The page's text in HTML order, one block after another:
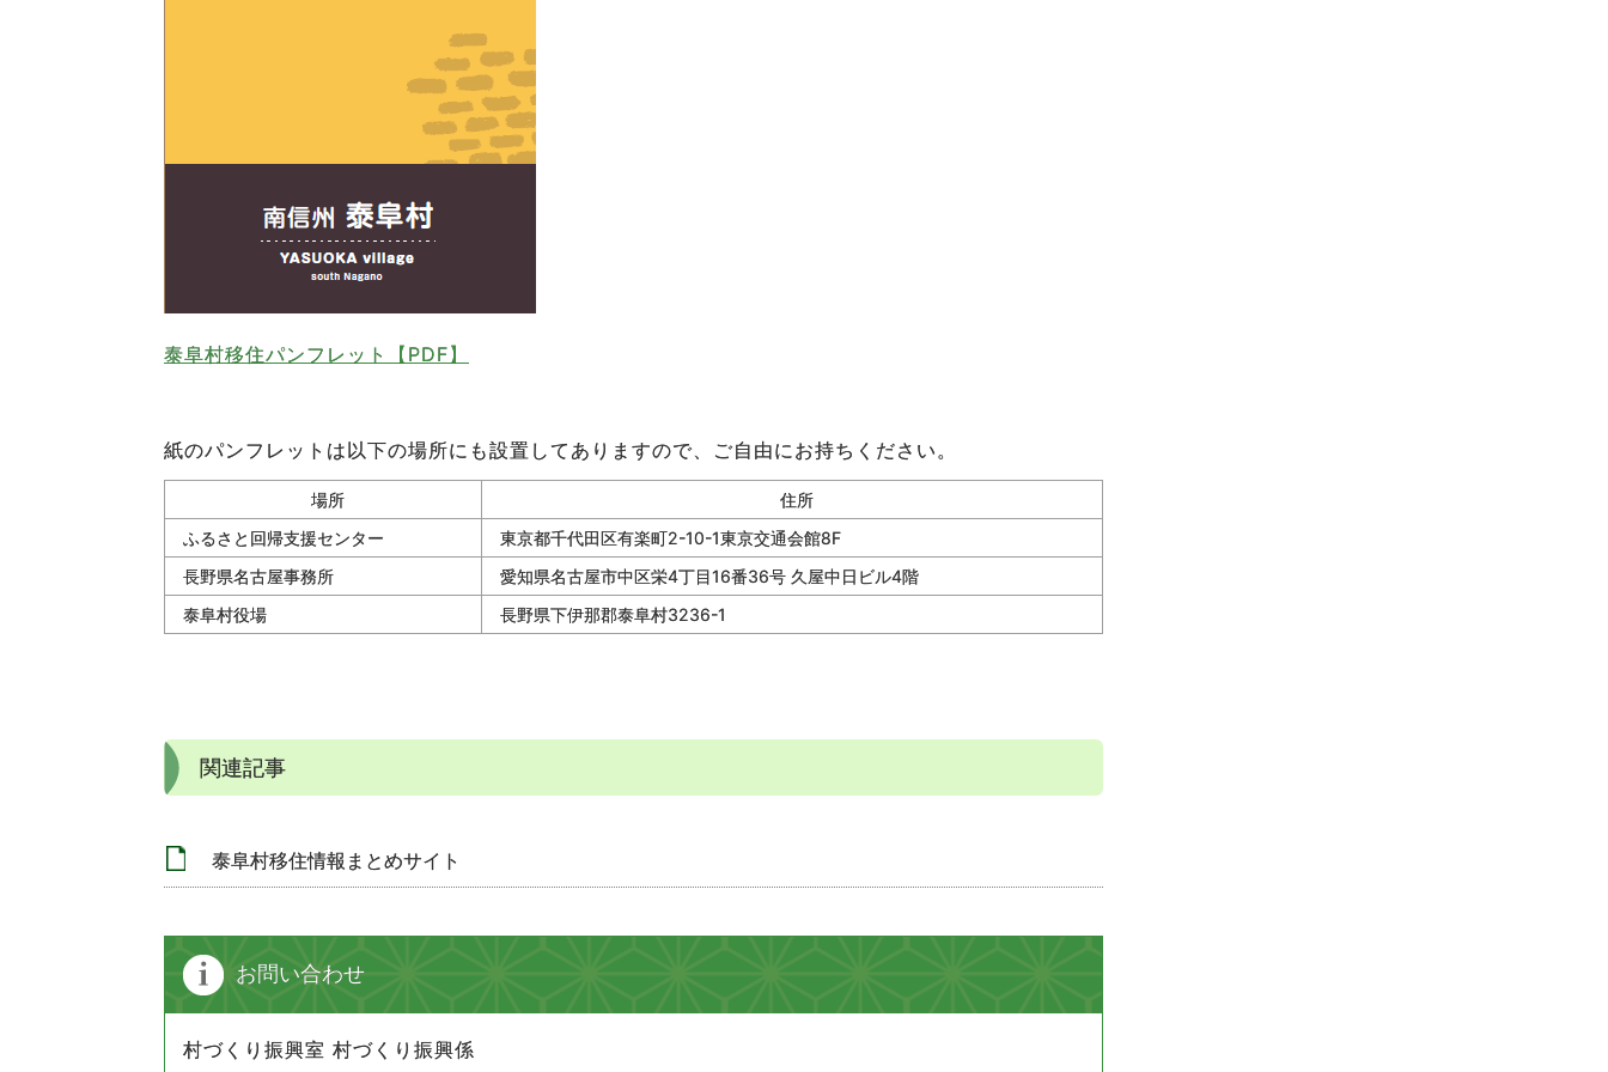
泰阜村移住パンフレット【PDF】
紙のパンフレットは以下の場所にも設置してありますので、ご自由にお持ちください。
場所
住所
ふるさと回帰支援センター
東京都千代田区有楽町2-10-1東京交通会館8F
長野県名古屋事務所
愛知県名古屋市中区栄4丁目16番36号 久屋中日ビル4階
泰阜村役場
長野県下伊那郡泰阜村3236-1
関連記事
泰阜村移住情報まとめサイト
お問い合わせ
村づくり振興室 村づくり振興係